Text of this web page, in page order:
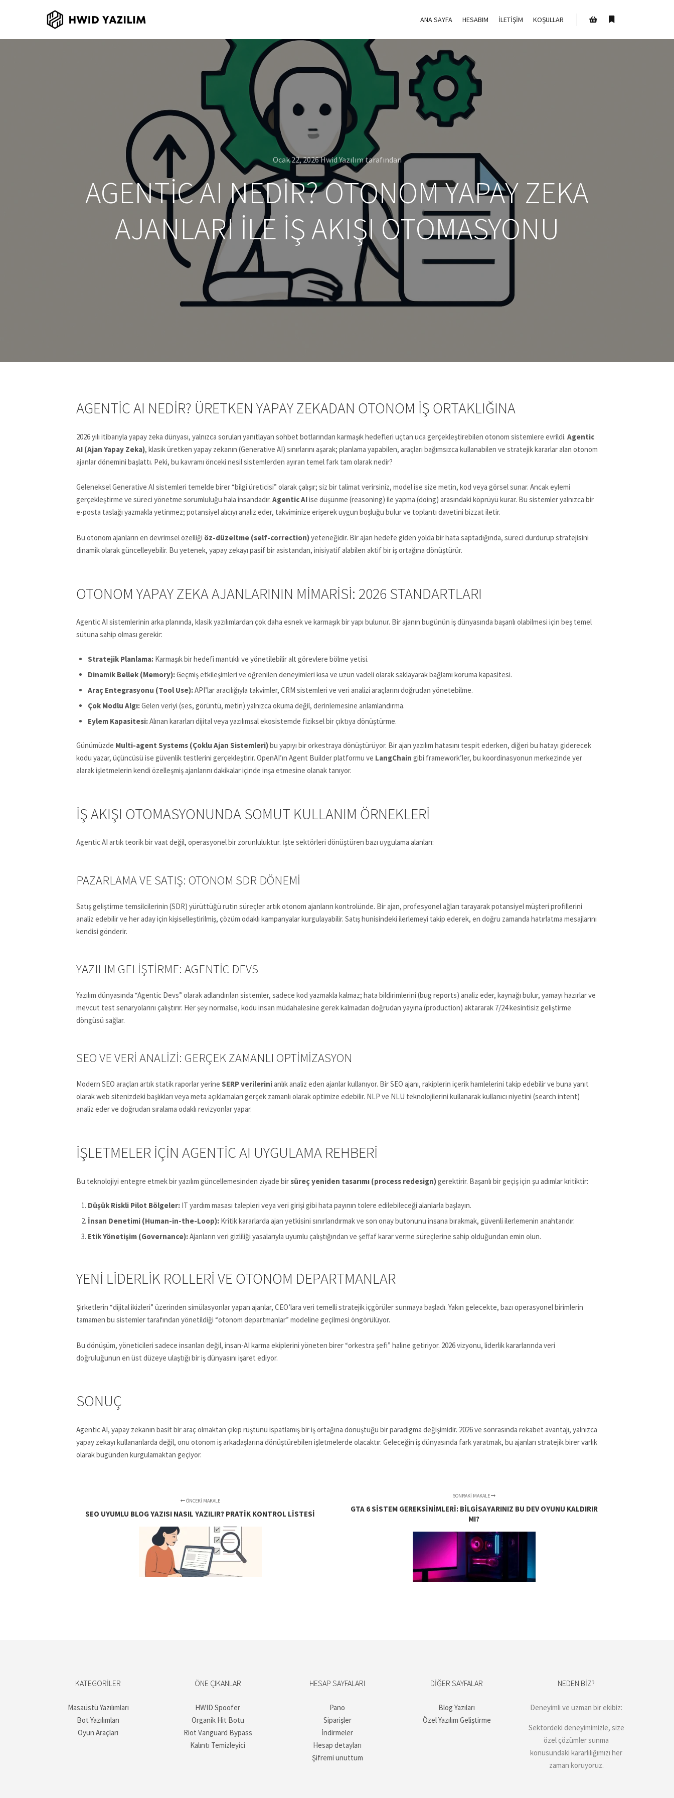
ANA SAYFA HESABIM İLETIŞIM KOŞULLAR
Ocak 22, 2026Hwid Yazılımtarafından
AGENTIC AI NEDIR? OTONOM YAPAY ZEKA
AJANLARI ILE İŞ AKIŞI OTOMASYONU
AGENTIC AI NEDIR? ÜRETKEN YAPAY ZEKADAN OTONOM İŞ ORTAKLIĞINA
2026 yılı itibarıyla yapay zeka dünyası, yalnızca soruları yanıtlayan sohbet botlarından karmaşık hedefleri uçtan uca gerçekleştirebilen otonom sistemlere evrildi. Agentic
AI (Ajan Yapay Zeka), klasik üretken yapay zekanın (Generative AI) sınırlarını aşarak; planlama yapabilen, araçları bağımsızca kullanabilen ve stratejik kararlar alan otonom
ajanlar dönemini başlattı. Peki, bu kavramı önceki nesil sistemlerden ayıran temel fark tam olarak nedir?
Geleneksel Generative AI sistemleri temelde birer “bilgi üreticisi” olarak çalışır; siz bir talimat verirsiniz, model ise size metin, kod veya görsel sunar. Ancak eylemi
gerçekleştirme ve süreci yönetme sorumluluğu hala insandadır. Agentic AIise düşünme (reasoning) ile yapma (doing) arasındaki köprüyü kurar. Bu sistemler yalnızca bir
e-posta taslağı yazmakla yetinmez; potansiyel alıcıyı analiz eder, takviminize erişerek uygun boşluğu bulur ve toplantı davetini bizzat iletir.
Bu otonom ajanların en devrimsel özelliği öz-düzeltme (self-correction)yeteneğidir. Bir ajan hedefe giden yolda bir hata saptadığında, süreci durdurup stratejisini
dinamik olarak güncelleyebilir. Bu yetenek, yapay zekayı pasif bir asistandan, inisiyatif alabilen aktif bir iş ortağına dönüştürür.
OTONOM YAPAY ZEKA AJANLARININ MIMARISI: 2026 STANDARTLARI
Agentic AI sistemlerinin arka planında, klasik yazılımlardan çok daha esnek ve karmaşık bir yapı bulunur. Bir ajanın bugünün iş dünyasında başarılı olabilmesi için beş temel
sütuna sahip olması gerekir:
Stratejik Planlama:Karmaşık bir hedefi mantıklı ve yönetilebilir alt görevlere bölme yetisi.
Dinamik Bellek (Memory):Geçmiş etkileşimleri ve öğrenilen deneyimleri kısa ve uzun vadeli olarak saklayarak bağlamı koruma kapasitesi.
Araç Entegrasyonu (Tool Use):API’lar aracılığıyla takvimler, CRM sistemleri ve veri analizi araçlarını doğrudan yönetebilme.
Çok Modlu Algı:Gelen veriyi (ses, görüntü, metin) yalnızca okuma değil, derinlemesine anlamlandırma.
Eylem Kapasitesi:Alınan kararları dijital veya yazılımsal ekosistemde fiziksel bir çıktıya dönüştürme.
Günümüzde Multi-agent Systems (Çoklu Ajan Sistemleri)bu yapıyı bir orkestraya dönüştürüyor. Bir ajan yazılım hatasını tespit ederken, diğeri bu hatayı giderecek
kodu yazar, üçüncüsü ise güvenlik testlerini gerçekleştirir. OpenAI’ın Agent Builder platformu ve LangChain gibi framework’ler, bu koordinasyonun merkezinde yer
alarak işletmelerin kendi özelleşmiş ajanlarını dakikalar içinde inşa etmesine olanak tanıyor.
İŞ AKIŞI OTOMASYONUNDA SOMUT KULLANIM ÖRNEKLERI
Agentic AI artık teorik bir vaat değil, operasyonel bir zorunluluktur. İşte sektörleri dönüştüren bazı uygulama alanları:
PAZARLAMA VE SATIŞ: OTONOM SDR DÖNEMI
Satış geliştirme temsilcilerinin (SDR) yürüttüğü rutin süreçler artık otonom ajanların kontrolünde. Bir ajan, profesyonel ağları tarayarak potansiyel müşteri profillerini
analiz edebilir ve her aday için kişiselleştirilmiş, çözüm odaklı kampanyalar kurgulayabilir. Satış hunisindeki ilerlemeyi takip ederek, en doğru zamanda hatırlatma mesajlarını
kendisi gönderir.
YAZILIM GELIŞTIRME: AGENTIC DEVS
Yazılım dünyasında “Agentic Devs” olarak adlandırılan sistemler, sadece kod yazmakla kalmaz; hata bildirimlerini (bug reports) analiz eder, kaynağı bulur, yamayı hazırlar ve
mevcut test senaryolarını çalıştırır. Her şey normalse, kodu insan müdahalesine gerek kalmadan doğrudan yayına (production) aktararak 7/24 kesintisiz geliştirme
döngüsü sağlar.
SEO VE VERI ANALIZI: GERÇEK ZAMANLI OPTIMIZASYON
Modern SEO araçları artık statik raporlar yerine SERP verilerinianlık analiz eden ajanlar kullanıyor. Bir SEO ajanı, rakiplerin içerik hamlelerini takip edebilir ve buna yanıt
olarak web sitenizdeki başlıkları veya meta açıklamaları gerçek zamanlı olarak optimize edebilir. NLP ve NLU teknolojilerini kullanarak kullanıcı niyetini (search intent)
analiz eder ve doğrudan sıralama odaklı revizyonlar yapar.
İŞLETMELER İÇIN AGENTIC AI UYGULAMA REHBERI
Bu teknolojiyi entegre etmek bir yazılım güncellemesinden ziyade birsüreç yeniden tasarımı (process redesign)gerektirir. Başarılı bir geçiş için şu adımlar kritiktir:
Düşük Riskli Pilot Bölgeler:IT yardım masası talepleri veya veri girişi gibi hata payının tolere edilebileceği alanlarla başlayın.
İnsan Denetimi (Human-in-the-Loop):Kritik kararlarda ajan yetkisini sınırlandırmak ve son onay butonunu insana bırakmak, güvenli ilerlemenin anahtarıdır.
Etik Yönetişim (Governance):Ajanların veri gizliliği yasalarıyla uyumlu çalıştığından ve şeffaf karar verme süreçlerine sahip olduğundan emin olun.
YENI LIDERLIK ROLLERI VE OTONOM DEPARTMANLAR
Şirketlerin “dijital ikizleri” üzerinden simülasyonlar yapan ajanlar, CEO’lara veri temelli stratejik içgörüler sunmaya başladı. Yakın gelecekte, bazı operasyonel birimlerin
tamamen bu sistemler tarafından yönetildiği “otonom departmanlar” modeline geçilmesi öngörülüyor.
Bu dönüşüm, yöneticileri sadece insanları değil, insan-AI karma ekiplerini yöneten birer “orkestra şefi” haline getiriyor. 2026 vizyonu, liderlik kararlarında veri
doğruluğunun en üst düzeye ulaştığı bir iş dünyasını işaret ediyor.
SONUÇ
Agentic AI, yapay zekanın basit bir araç olmaktan çıkıp rüştünü ispatlamış bir iş ortağına dönüştüğü bir paradigma değişimidir. 2026 ve sonrasında rekabet avantajı, yalnızca
yapay zekayı kullananlarda değil, onu otonom iş arkadaşlarına dönüştürebilen işletmelerde olacaktır. Geleceğin iş dünyasında fark yaratmak, bu ajanları stratejik birer varlık
olarak bugünden kurgulamaktan geçiyor.
ÖNCEKI MAKALE
SEO UYUMLU BLOG YAZISI NASIL YAZILIR? PRATIK KONTROL LISTESI
SONRAKI MAKALE
GTA 6 SISTEM GEREKSINIMLERI: BILGISAYARINIZ BU DEV OYUNU KALDIRIR
MI?
KATEGORILER
Masaüstü Yazılımları
Bot Yazılımları
Oyun Araçları
ÖNE ÇIKANLAR
HWID Spoofer
Organik Hit Botu
Riot Vanguard Bypass
Kalıntı Temizleyici
HESAP SAYFALARI
Pano
Siparişler
İndirmeler
Hesap detayları
Şifremi unuttum
DIĞER SAYFALAR
Blog Yazıları
Özel Yazılım Geliştirme
NEDEN BIZ?
Deneyimli ve uzman bir ekibiz:
Sektördeki deneyimimizle, size
özel çözümler sunma
konusundaki kararlılığımızı her
zaman koruyoruz.